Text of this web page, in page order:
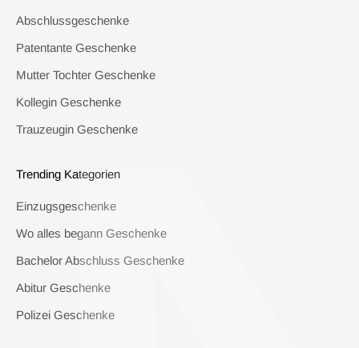
Abschlussgeschenke
Patentante Geschenke
Mutter Tochter Geschenke
Kollegin Geschenke
Trauzeugin Geschenke
Trending Kategorien
Einzugsgeschenke
Wo alles begann Geschenke
Bachelor Abschluss Geschenke
Abitur Geschenke
Polizei Geschenke